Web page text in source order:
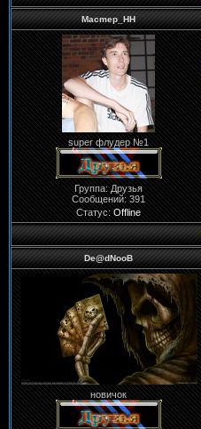
Macmep_HH
super флудер №1
Группа: Друзья
Сообщений:391
Статус:Offline
De@dNooB
новичок